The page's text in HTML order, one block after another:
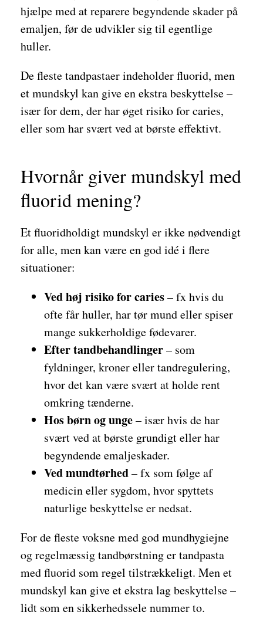
hjælpe med at reparere begyndende skader på
emaljen, før de udvikler sig til egentlige
huller.
De fleste tandpastaer indeholder fluorid, men
et mundskyl kan give en ekstra beskyttelse –
især for dem, der har øget risiko for caries,
eller som har svært ved at børste effektivt.
Hvornår giver mundskyl med
fluorid mening?
Et fluoridholdigt mundskyl er ikke nødvendigt
for alle, men kan være en god idé i flere
situationer:
Ved høj risiko for caries– fx hvis du
ofte får huller, har tør mund eller spiser
mange sukkerholdige fødevarer.
Efter tandbehandlinger– som
fyldninger, kroner eller tandregulering,
hvor det kan være svært at holde rent
omkring tænderne.
Hos børn og unge– især hvis de har
svært ved at børste grundigt eller har
begyndende emaljeskader.
Ved mundtørhed– fx som følge af
medicin eller sygdom, hvor spyttets
naturlige beskyttelse er nedsat.
For de fleste voksne med god mundhygiejne
og regelmæssig tandbørstning er tandpasta
med fluorid som regel tilstrækkeligt. Men et
mundskyl kan give et ekstra lag beskyttelse –
lidt som en sikkerhedssele nummer to.